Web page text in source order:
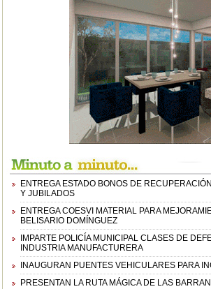
ENTREGA ESTADO BONOS DE
Y JUBILADOS
ENTREGA COESVI MATERIAL PARA
BELISARIO DOMÍNGUEZ
IMPARTE POLICÍA MUNICIPAL CLASES DE
INDUSTRIA MANUFACTURERA
INAUGURAN PUENTES VEHICULARES PARA
PRESENTAN LA RUTA MÁGICA DE LAS